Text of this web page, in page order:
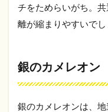
金の
カメ
レオ
ま
と
チをためらいがち。
離が縮まりやすいでし
銀のカメレオン
銀のカメレオンは、